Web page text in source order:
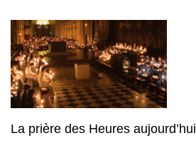
La prière des Heures aujourd’hui